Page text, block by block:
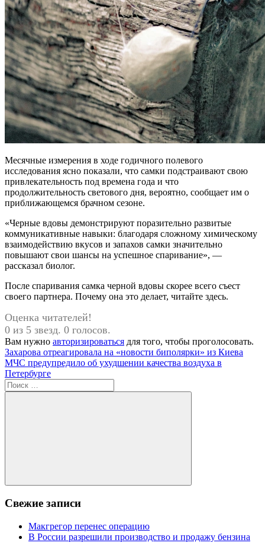
Месячные измерения в ходе годичного полевого
исследования ясно показали, что самки подстраивают свою
привлекательность под времена года и что
продолжительность светового дня, вероятно, сообщает им о
приближающемся брачном сезоне.
«Черные вдовы демонстрируют поразительно развитые
коммуникативные навыки: благодаря сложному химическому
взаимодействию вкусов и запахов самки значительно
повышают свои шансы на успешное спаривание», —
рассказал биолог.
После спаривания самка черной вдовы скорее всего съест
своего партнера. Почему она это делает, читайте здесь.
Оценка читателей!
0 из 5 звезд. 0 голосов.
Вам нужно авторизироваться для того, чтобы проголосовать.
Навигация
по
записям
Предыдущая
запись:
Захарова отреагировала на «новости биполярки» из Киева
Следующая
запись:
МЧС предупредило об ухудшении качества воздуха в
Петербурге
Поиск
для:
Поиск
Свежие записи
Макгрегор перенес операцию
В России разрешили производство и продажу бензина